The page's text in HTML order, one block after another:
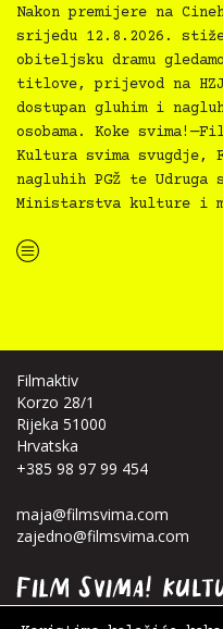
Nakon premijere na
srijedu 12.8.2026.
obiteljsku dramu
titlove, prijevod na
dostupan gluhim i
osobama. Koke
Kultura svima svugdje,
nagluhih PGŽ te
Ministarstva kulture i
“Koke svima — inkluzivna Film svima x Kino Mediteran projekcija u Ljetnom kinu Bačvice”
Filmaktiv
Korzo 28/1
Rijeka 51000
Hrvatska
+385 98 97 99 454
maja@filmsvima.com
zajedno@filmsvima.com